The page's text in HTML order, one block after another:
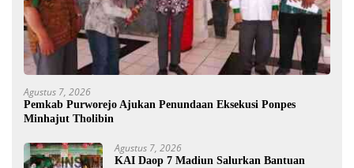
Agustus 7, 2026
Pemkab Purworejo Ajukan Penundaan Eksekusi Ponpes
Minhajut Tholibin
Agustus 7, 2026
KAI Daop 7 Madiun Salurkan Bantuan